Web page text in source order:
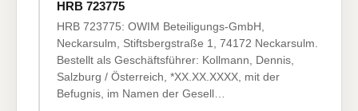
HRB 723775
HRB 723775: OWIM Beteiligungs-GmbH,
Neckarsulm, Stiftsbergstraße 1, 74172 Neckarsulm.
Bestellt als Geschäftsführer: Kollmann, Dennis,
Salzburg / Österreich, *XX.XX.XXXX, mit der
Befugnis, im Namen der Gesell…